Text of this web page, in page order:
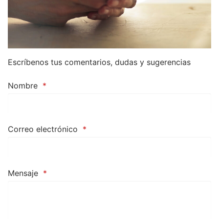
Escríbenos tus comentarios, dudas y sugerencias
Nombre *
Correo electrónico *
Mensaje *